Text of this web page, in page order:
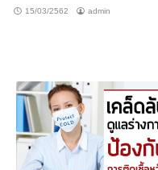
15/03/2562 admin